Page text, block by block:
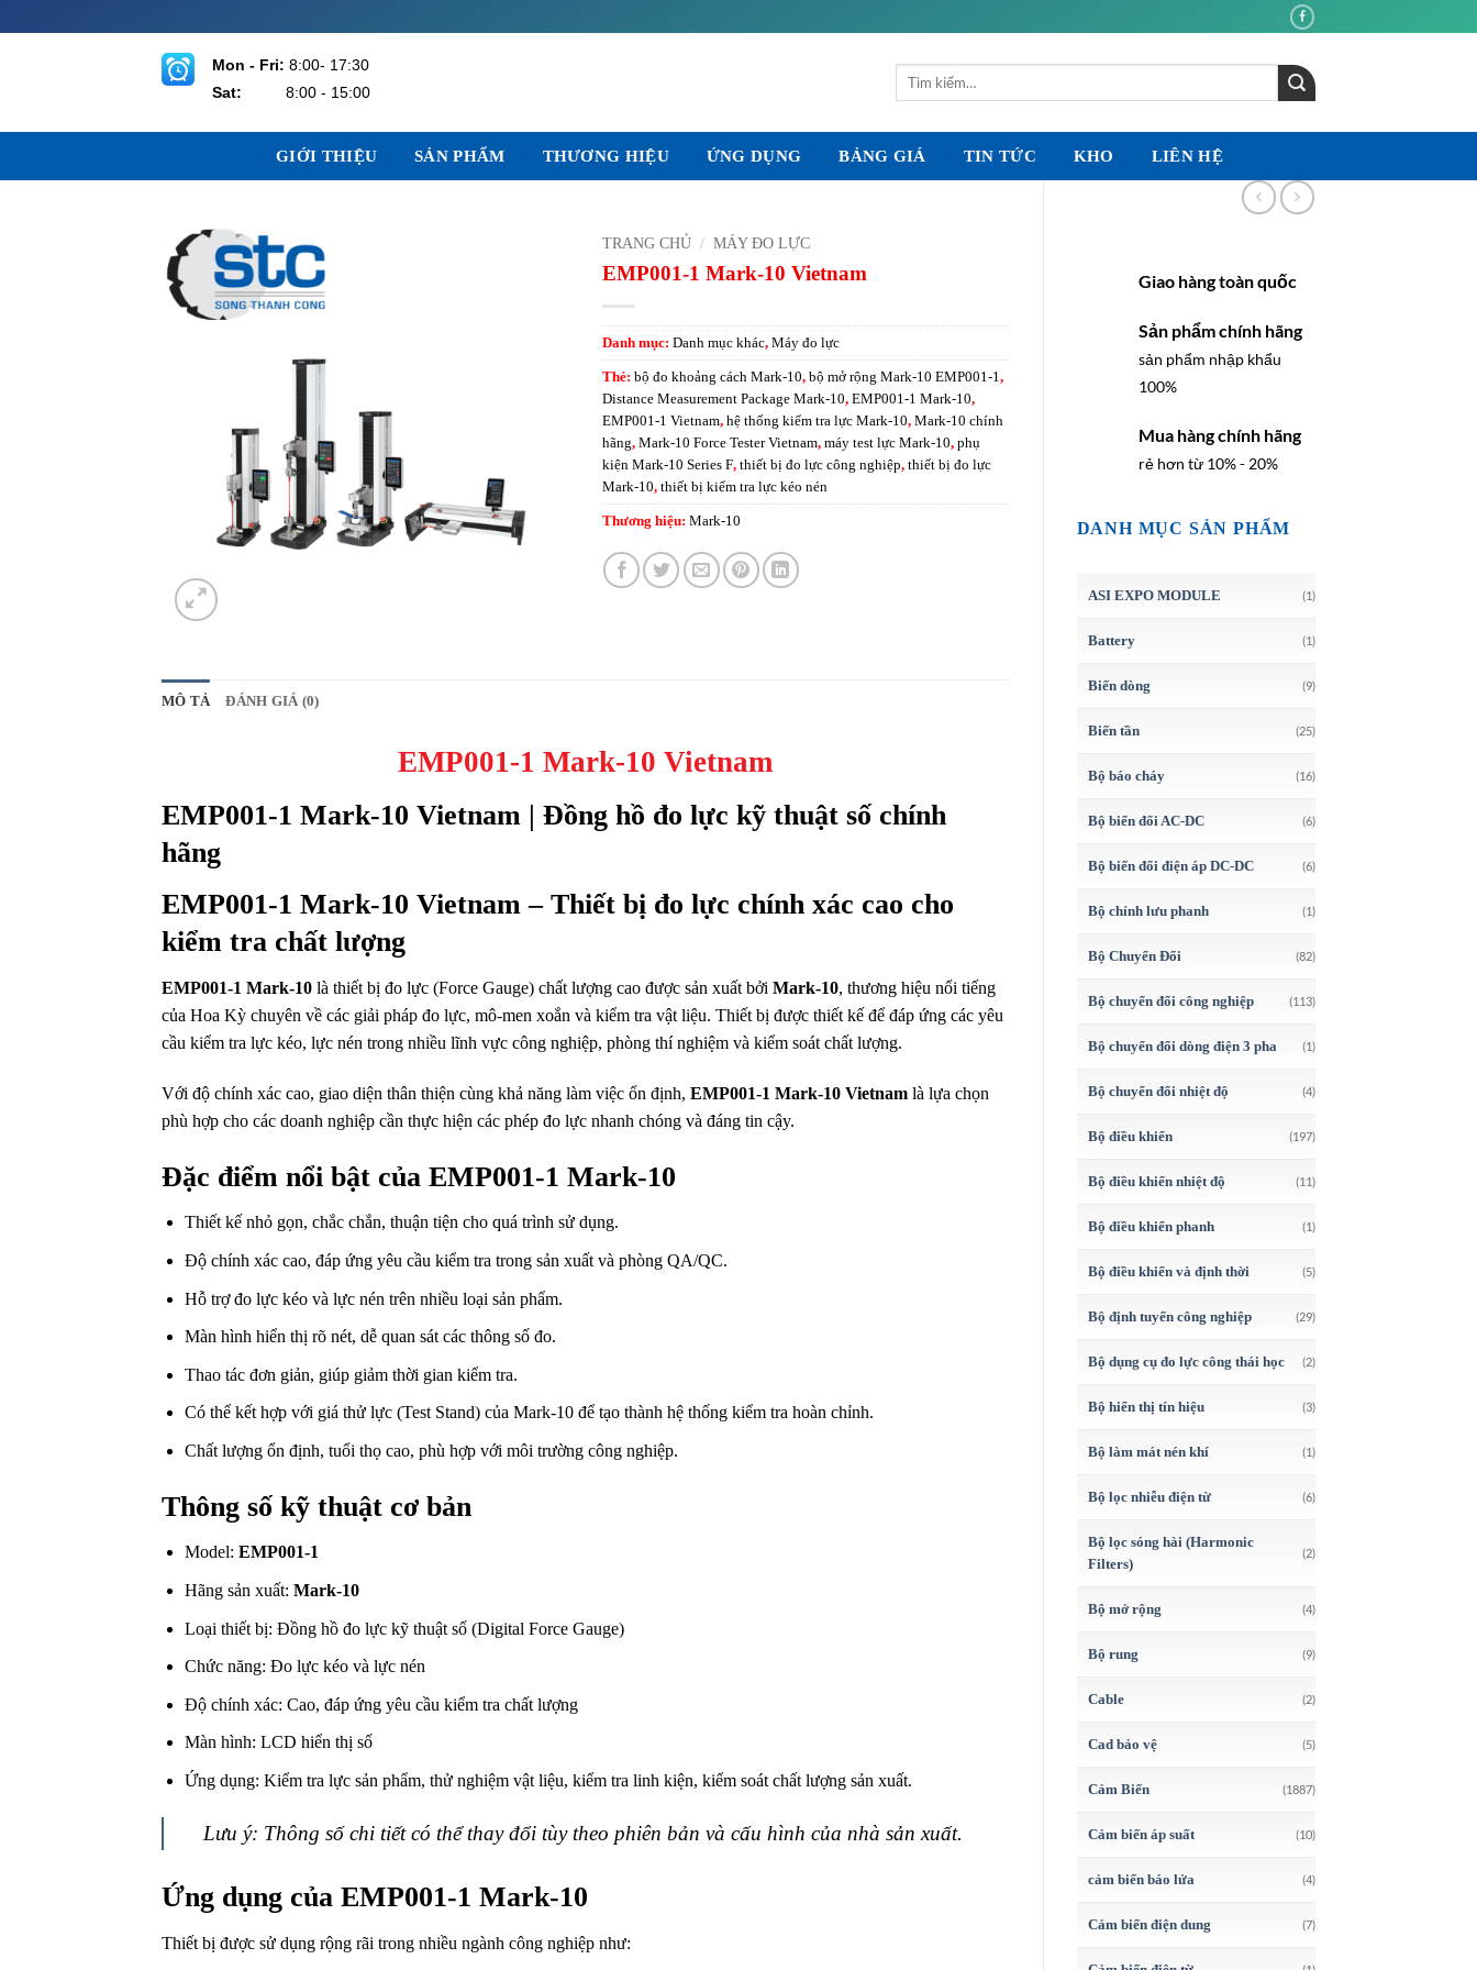
qua
Mon - Fri: 8:00- 17:30
Sat:
8:00 - 15:00
Tìm
GIỚI THIỆU SẢN PHẨM THƯƠNG HIỆU ỨNG DỤNG BẢNG GIÁ TIN TỨC KHO LIÊN HỆ
Giao hàng toàn quốc
Sản phẩm chính hãng
sản phẩm nhập khẩu
100%
Mua hàng chính hãng
rẻ hơn từ 10% - 20%
DANH MỤC SẢN PHẨM
ASI EXPO MODULE (1)
Battery (1)
Biến dòng (9)
Biến tần (25)
Bộ báo cháy (16)
Bộ biến đổi AC-DC (6)
Bộ biến đổi điện áp DC-DC (6)
Bộ chỉnh lưu phanh (1)
Bộ Chuyển Đổi (82)
Bộ chuyển đổi công nghiệp (113)
Bộ chuyển đổi dòng điện 3 pha (1)
Bộ chuyển đổi nhiệt độ (4)
Bộ điều khiển (197)
Bộ điều khiển nhiệt độ (11)
Bộ điều khiển phanh (1)
Bộ điều khiển và định thời (5)
Bộ định tuyến công nghiệp (29)
Bộ dụng cụ đo lực công thái học (2)
Bộ hiển thị tín hiệu (3)
Bộ làm mát nén khí (1)
Bộ lọc nhiễu điện từ (6)
Bộ lọc sóng hài (Harmonic
Filters)
(2)
Bộ mở rộng (4)
Bộ rung (9)
Cable (2)
Cad bảo vệ (5)
Cảm Biến (1887)
Cảm biến áp suất (10)
cảm biến báo lửa (4)
Cảm biến điện dung (7)
TRANG CHỦ / MÁY ĐO LỰC
EMP001-1 Mark-10 Vietnam
Danh mục: Danh mục khác, Máy đo lực
Thẻ: bộ đo khoảng cách Mark-10, bộ mở rộng Mark-10 EMP001-1 ,
Distance Measurement Package Mark-10, EMP001-1 Mark-10,
EMP001-1 Vietnam, hệ thống kiểm tra lực Mark-10, Mark-10 chính
hãng, Mark-10 Force Tester Vietnam, máy test lực Mark-10, phụ
kiện Mark-10 Series F, thiết bị đo lực công nghiệp, thiết bị đo lực
Mark-10, thiết bị kiểm tra lực kéo nén
Thương hiệu: Mark-10
MÔ TẢ ĐÁNH GIÁ (0)
EMP001-1 Mark-10 Vietnam
EMP001-1 Mark-10 Vietnam | Đồng hồ đo lực kỹ thuật số chính
hãng
EMP001-1 Mark-10 Vietnam – Thiết bị đo lực chính xác cao cho
kiểm tra chất lượng
EMP001-1 Mark-10 là thiết bị đo lực (Force Gauge) chất lượng cao được sản xuất bởi Mark-10, thương hiệu nổi tiếng
của Hoa Kỳ chuyên về các giải pháp đo lực, mô-men xoắn và kiểm tra vật liệu. Thiết bị được thiết kế để đáp ứng các yêu
cầu kiểm tra lực kéo, lực nén trong nhiều lĩnh vực công nghiệp, phòng thí nghiệm và kiểm soát chất lượng.
Với độ chính xác cao, giao diện thân thiện cùng khả năng làm việc ổn định, EMP001-1 Mark-10 Vietnam là lựa chọn
phù hợp cho các doanh nghiệp cần thực hiện các phép đo lực nhanh chóng và đáng tin cậy.
Đặc điểm nổi bật của EMP001-1 Mark-10
Thiết kế nhỏ gọn, chắc chắn, thuận tiện cho quá trình sử dụng.
Độ chính xác cao, đáp ứng yêu cầu kiểm tra trong sản xuất và phòng QA/QC.
Hỗ trợ đo lực kéo và lực nén trên nhiều loại sản phẩm.
Màn hình hiển thị rõ nét, dễ quan sát các thông số đo.
Thao tác đơn giản, giúp giảm thời gian kiểm tra.
Có thể kết hợp với giá thử lực (Test Stand) của Mark-10 để tạo thành hệ thống kiểm tra hoàn chỉnh.
Chất lượng ổn định, tuổi thọ cao, phù hợp với môi trường công nghiệp.
Thông số kỹ thuật cơ bản
Model: EMP001-1
Hãng sản xuất: Mark-10
Loại thiết bị: Đồng hồ đo lực kỹ thuật số (Digital Force Gauge)
Chức năng: Đo lực kéo và lực nén
Độ chính xác: Cao, đáp ứng yêu cầu kiểm tra chất lượng
Màn hình: LCD hiển thị số
Ứng dụng: Kiểm tra lực sản phẩm, thử nghiệm vật liệu, kiểm tra linh kiện, kiểm soát chất lượng sản xuất.
Lưu ý: Thông số chi tiết có thể thay đổi tùy theo phiên bản và cấu hình của nhà sản xuất.
Ứng dụng của EMP001-1 Mark-10
Thiết bị được sử dụng rộng rãi trong nhiều ngành công nghiệp như: